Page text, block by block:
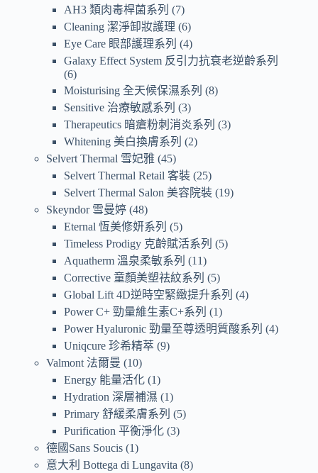
AH3 類肉毒桿菌系列
7
Cleaning 潔淨卸妝護理 6
Eye Care 眼部護理系列
4
Galaxy Effect System 反引力抗衰老逆齡系列
6
Moisturising 全天候保濕系列
8
Sensitive 治療敏感系列
3
Therapeutics 暗瘡粉刺消炎系列
3
Whitening 美白換膚系列
2
Selvert Thermal 雪妃雅 45
Selvert Thermal Retail 客裝 25
Selvert Thermal Salon 美容院裝 19
Skeyndor 雪曼婷 48
Eternal 恆美修妍系列
5
Timeless Prodigy 克齡賦活系列
5
Aquatherm 溫泉柔敏系列
11
Corrective 童顏美塑祛紋系列
5
Global Lift 4D逆時空緊緻提升系列
4
Power C+ 勁量維生素C+系列
1
Power Hyaluronic 勁量至尊透明質酸系列
4
Uniqcure 珍希精萃 9
Valmont 法爾曼
10
Energy 能量活化 1
Hydration 深層補濕
1
Primary 舒緩柔膚系列
5
Purification 平衡淨化 3
德國Sans Soucis 1
意大利 Bottega di Lungavita 8